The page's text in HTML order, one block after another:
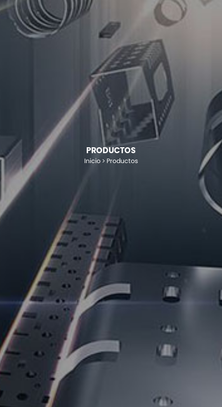
PRODUCTOS
Inicio Productos